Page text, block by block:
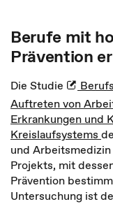
Berufe mit
Prävention
Die Studie
Auftreten von
Erkrankungen und
Kreislaufsystems
und
Projekts, mit
Prävention
Untersuchung ist